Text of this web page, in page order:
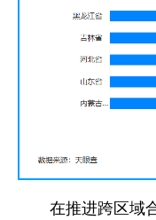
在推进跨区域